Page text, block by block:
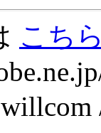
こち